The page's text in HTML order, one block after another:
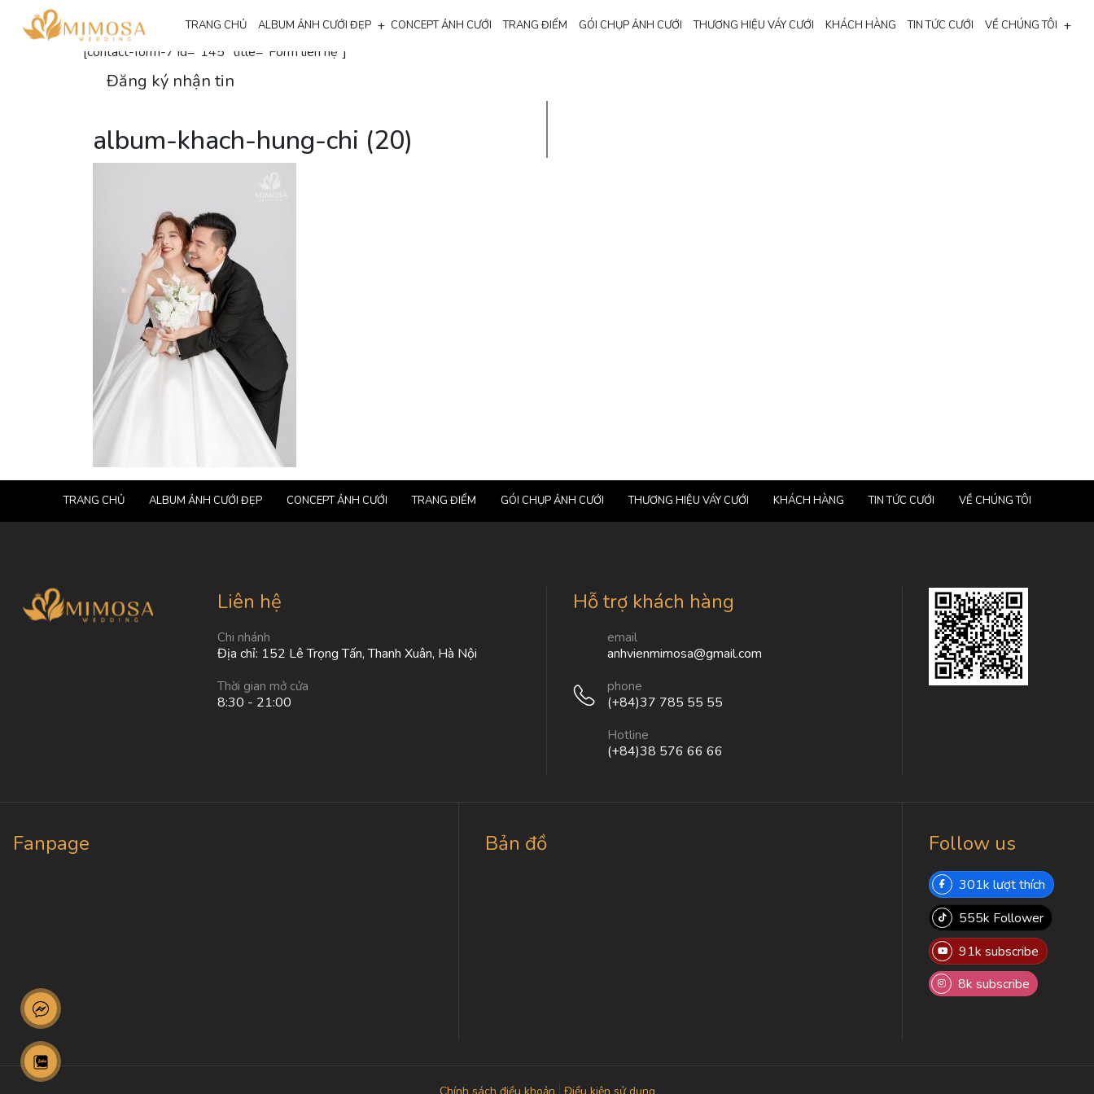
TRANG CHỦ ALBUM ẢNH CƯỚI ĐẸP + CONCEPT ẢNH CƯỚI TRANG ĐIỂM GÓI CHỤP ẢNH CƯỚI THƯƠNG HIỆU VÁY CƯỚI KHÁCH HÀNG TIN TỨC CƯỚI VỀ CHÚNG TÔI +
Đăng ký nhận thông tin
[contact-form-7 id="145" title="Form liên hệ"]
Đăng ký nhận tin
album-khach-hung-chi (20)
TRANG CHỦ ALBUM ẢNH CƯỚI ĐẸP CONCEPT ẢNH CƯỚI TRANG ĐIỂM GÓI CHỤP ẢNH CƯỚI THƯƠNG HIỆU VÁY CƯỚI KHÁCH HÀNG TIN TỨC CƯỚI VỀ CHÚNG TÔI
Liên hệ
Chi nhánh
Địa chỉ: 152 Lê Trọng Tấn, Thanh Xuân, Hà Nội
Thời gian mở cửa
8:30 - 21:00
Hỗ trợ khách hàng
email
anhvienmimosa@gmail.com
phone
(+84)37 785 55 55
Hotline
(+84)38 576 66 66
Fanpage Bản đồ Follow us
301k lượt thích
555k Follower
91k subscribe
8k subscribe